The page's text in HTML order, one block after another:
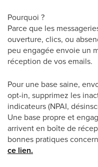
Pourquoi ?
Parce que les
ouverture, clics, ou
peu engagée envoie un
réception de vos emails.
Pour une base saine,
opt-in, supprimez les
indicateurs (NPAI,
Une base propre et
arrivent en boîte de
bonnes pratiques
ce lien.